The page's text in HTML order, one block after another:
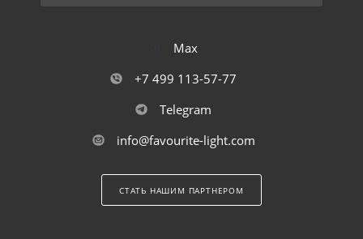
Max
+7 499 113-57-77
Telegram
info@favourite-light.com
СТАТЬ НАШИМ ПАРТНЕРОМ